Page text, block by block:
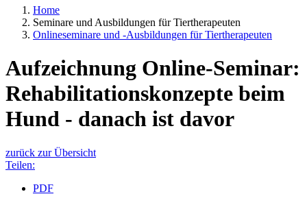
Home
Seminare und Ausbildungen für Tiertherapeuten
Onlineseminare und -Ausbildungen für Tiertherapeuten
Aufzeichnung Online-Seminar:
Rehabilitationskonzepte beim
Hund - danach ist davor
zurück zur Übersicht
Teilen:
PDF